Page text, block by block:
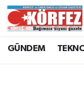
GÜNDEM
Trafik Durumu